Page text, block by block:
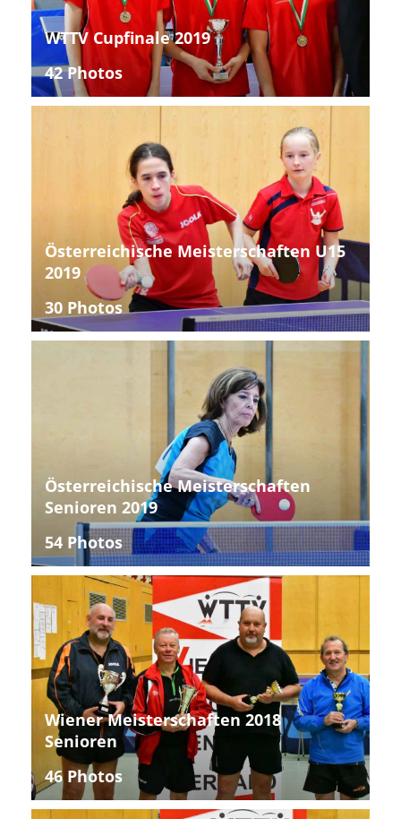
WTTV Cupfinale 2019
42 Photos
Österreichische Meisterschaften U15
2019
30 Photos
Österreichische Meisterschaften
Senioren 2019
54 Photos
Wiener Meisterschaften 2018
Senioren
46 Photos